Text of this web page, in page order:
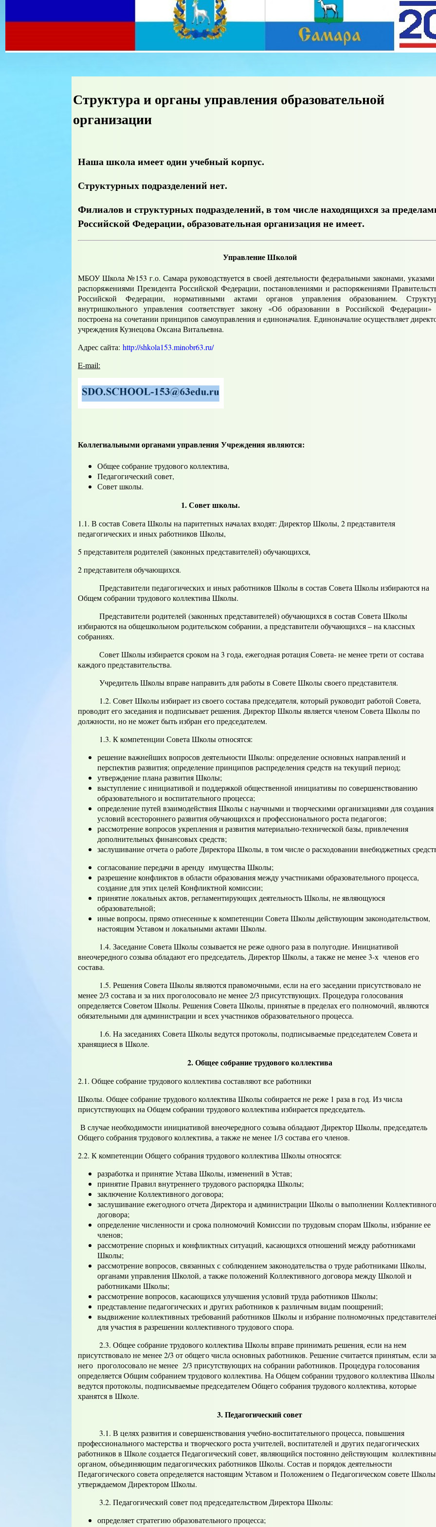
Структура и органы управления образовательной
организации
Наша школа имеет один учебный корпус.
Структурных подразделений нет.
Филиалов и структурных подразделений, в том числе находящихся за
Российской Федерации, образовательная организация не имеет.
Управление Школой
МБОУ Школа №153 г.о. Самара руководствуется в своей деятельности федеральными законами,
распоряжениями Президента Российской Федерации, постановлениями и распоряжениями
Российской Федерации, нормативными актами органов управления образованием.
внутришкольного управления соответствует закону «Об образовании в Российской
построена на сочетании принципов самоуправления и единоначалия. Единоначалие осуществляет
учрежденияКузнецова Оксана Витальевна.
Адрес сайта: http://shkola153.minobr63.ru/
E-mail:
Коллегиальными органами управления Учреждения являются:
Общее собрание трудового коллектива,
Педагогический совет,
Совет школы.
1. Совет школы.
1.1. В состав Совета Школы на паритетных началах входят: Директор Школы, 2 представителя
педагогических и иных работников Школы,
5 представителя родителей (законных представителей) обучающихся,
2 представителя обучающихся.
Представители педагогических и иных работников Школы в состав Совета Школы избираются на
Общем собрании трудового коллектива Школы.
Представители родителей (законных представителей) обучающихся в состав Совета Школы
избираются на общешкольном родительском собрании, а представители обучающихся – на классных
собраниях.
Совет Школы избирается сроком на 3 года, ежегодная ротация Совета- не менее трети от состава
каждого представительства.
Учредитель Школы вправе направить для работы в Совете Школы своего представителя.
1.2. Совет Школы избирает из своего состава председателя, который руководит работой Совета,
проводит его заседания и подписывает решения. Директор Школы является членом Совета Школы по
должности, но не может быть избран его председателем.
1.3. К компетенции Совета Школы относятся:
решение важнейших вопросов деятельности Школы: определение основных направлений и
перспектив развития; определение принципов распределения средств на текущий период;
утверждение плана развития Школы;
выступление с инициативой и поддержкой общественной инициативы по совершенствованию
образовательного и воспитательного процесса;
определение путей взаимодействия Школы с научными и творческими организациями для создания
условий всестороннего развития обучающихся и профессионального роста педагогов;
рассмотрение вопросов укрепления и развития материально-технической базы, привлечения
дополнительных финансовых средств;
заслушивание отчета о работе Директора Школы, в том числе о расходовании внебюджетных
согласование передачи в аренду имущества Школы;
разрешение конфликтов в области образования между участниками образовательного процесса,
создание для этих целей Конфликтной комиссии;
принятие локальных актов, регламентирующих деятельность Школы, не являющуюся
образовательной;
иные вопросы, прямо отнесенные к компетенции Совета Школы действующим законодательством,
настоящим Уставом и локальными актами Школы.
1.4. Заседание Совета Школы созывается не реже одного раза в полугодие. Инициативой
внеочередного созыва обладают его председатель, Директор Школы, а также не менее 3-х членов его
состава.
1.5. Решения Совета Школы являются правомочными, если на его заседании присутствовало не
менее 2/3 состава и за них проголосовало не менее 2/3 присутствующих. Процедура голосования
определяется Советом Школы. Решения Совета Школы, принятые в пределах его полномочий, являются
обязательными для администрации и всех участников образовательного процесса.
1.6. На заседаниях Совета Школы ведутся протоколы, подписываемые председателем Совета и
хранящиеся в Школе.
2. Общее собрание трудового коллектива
2.1. Общее собрание трудового коллектива составляют все работники
Школы. Общее собрание трудового коллектива Школы собирается не реже 1 раза в год. Из числа
присутствующих на Общем собрании трудового коллектива избирается председатель.
В случае необходимости инициативой внеочередного созыва обладают Директор Школы, председатель
Общего собрания трудового коллектива, а также не менее 1/3 состава его членов.
2.2. К компетенции Общего собрания трудового коллектива Школы относятся:
разработка и принятие Устава Школы, изменений в Устав;
принятие Правил внутреннего трудового распорядка Школы;
заключение Коллективного договора;
заслушивание ежегодного отчета Директора и администрации Школы о выполнении Коллективного
договора;
определение численности и срока полномочий Комиссии по трудовым спорам Школы, избрание ее
членов;
рассмотрение спорных и конфликтных ситуаций, касающихся отношений между работниками
Школы;
рассмотрение вопросов, связанных с соблюдением законодательства о труде работниками Школы,
органами управления Школой, а также положений Коллективного договора между Школой и
работниками Школы;
рассмотрение вопросов, касающихся улучшения условий труда работников Школы;
представление педагогических и других работников к различным видам поощрений;
выдвижение коллективных требований работников Школы и избрание полномочных
для участия в разрешении коллективного трудового спора.
2.3. Общее собрание трудового коллектива Школы вправе принимать решения, если на нем
присутствовало не менее 2/3 от общего числа основных работников. Решение считается принятым, если за
него проголосовало не менее 2/3 присутствующих на собрании работников. Процедура голосования
определяется Общим собранием трудового коллектива. На Общем собрании трудового коллектива Школы
ведутся протоколы, подписываемые председателем Общего собрания трудового коллектива, которые
хранятся в Школе.
3. Педагогический совет
3.1. В целях развития и совершенствования учебно-воспитательного процесса, повышения
профессионального мастерства и творческого роста учителей, воспитателей и других педагогических
работников в Школе создается Педагогический совет, являющийся постоянно действующим
органом, объединяющим педагогических работников Школы. Состав и порядок деятельности
Педагогического совета определяется настоящим Уставом и Положением о Педагогическом совете
утверждаемом Директором Школы.
3.2. Педагогический совет под председательством Директора Школы:
определяет стратегию образовательного процесса;